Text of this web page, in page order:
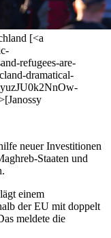
[<a
refugees-are-
dramatical-
neuer Investitionen
Staaten und
einem
der EU mit doppelt
meldete die